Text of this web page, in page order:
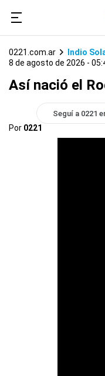
0221.com.ar
Indio
8 de agosto de 2026 -
Así nació el
Seguí a 0221
Por 0221